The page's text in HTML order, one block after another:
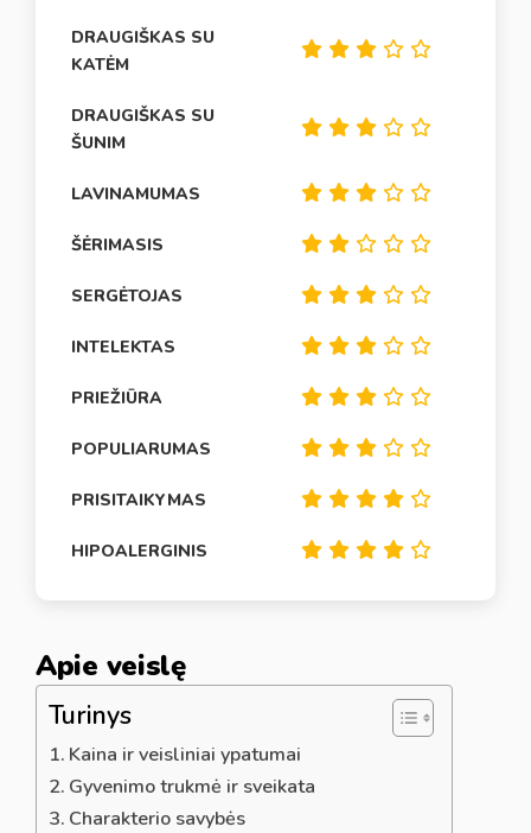
DRAUGIŠKAS SU
KATĖM
DRAUGIŠKAS SU
ŠUNIM
LAVINAMUMAS
ŠĖRIMASIS
SERGĖTOJAS
INTELEKTAS
PRIEŽIŪRA
POPULIARUMAS
PRISITAIKYMAS
HIPOALERGINIS
Apie veislę
Turinys
Kaina ir veisliniai ypatumai
Gyvenimo trukmė ir sveikata
Charakterio savybės